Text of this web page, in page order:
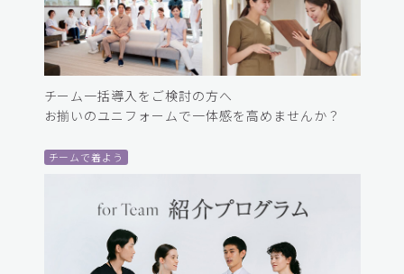
チーム一括導入をご検討の方へ
お揃いのユニフォームで一体感を高めませんか？
チームで着よう